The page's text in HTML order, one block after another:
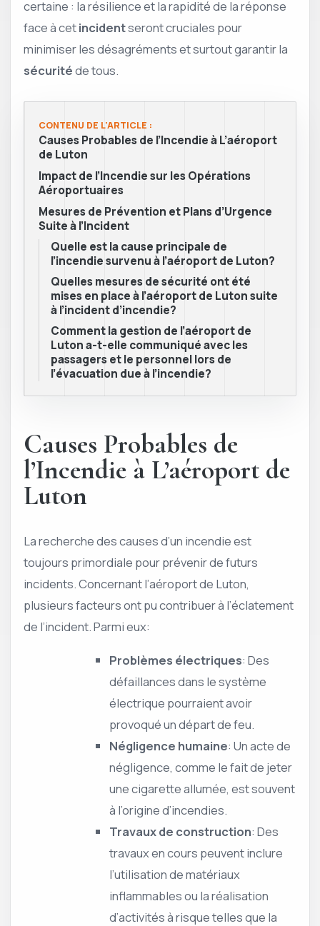
certaine : la résilience et la rapidité de la réponse
face à cetincidentseront cruciales pour
minimiser les désagréments et surtout garantir la
sécuritéde tous.
CONTENU DE L'ARTICLE :
Causes Probables de l’Incendie à L’aéroport
de Luton
Impact de l’Incendie sur les Opérations
Aéroportuaires
Mesures de Prévention et Plans d’Urgence
Suite à l’Incident
Quelle est la cause principale de
l’incendie survenu à l’aéroport de Luton?
Quelles mesures de sécurité ont été
mises en place à l’aéroport de Luton suite
à l’incident d’incendie?
Comment la gestion de l’aéroport de
Luton a-t-elle communiqué avec les
passagers et le personnel lors de
l’évacuation due à l’incendie?
Causes Probables de
l’Incendie à L’aéroport de
Luton
La recherche des causes d’un incendie est
toujours primordiale pour prévenir de futurs
incidents. Concernant l’aéroport de Luton,
plusieurs facteurs ont pu contribuer à l’éclatement
de l’incident. Parmi eux:
Problèmes électriques: Des
défaillances dans le système
électrique pourraient avoir
provoqué un départ de feu.
Négligence humaine: Un acte de
négligence, comme le fait de jeter
une cigarette allumée, est souvent
à l’origine d’incendies.
Travaux de construction: Des
travaux en cours peuvent inclure
l’utilisation de matériaux
inflammables ou la réalisation
d’activités à risque telles que la